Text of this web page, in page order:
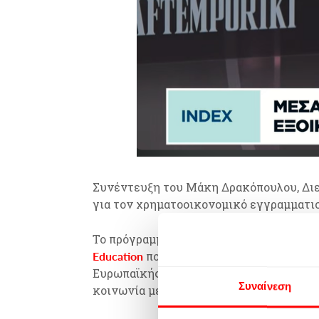
Συναίνεση
Συνέντευξη του Μάκη Δρακόπουλου,
για τον χρηματοοικονομικό
Το πρόγραμμα
Educationπου υλοποιείται από την
Ευρωπαϊκής Τράπεζας Επενδύσεων (EIB
κοινωνία με μεγαλύτερη συνοχή και